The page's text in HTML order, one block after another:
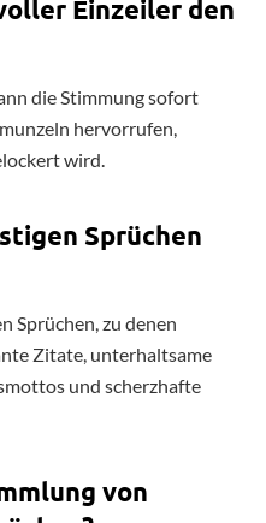
Einzeiler den
die Stimmung sofort
hervorrufen,
wird.
Sprüchen
Sprüchen, zu denen
Zitate, unterhaltsame
und scherzhafte
von